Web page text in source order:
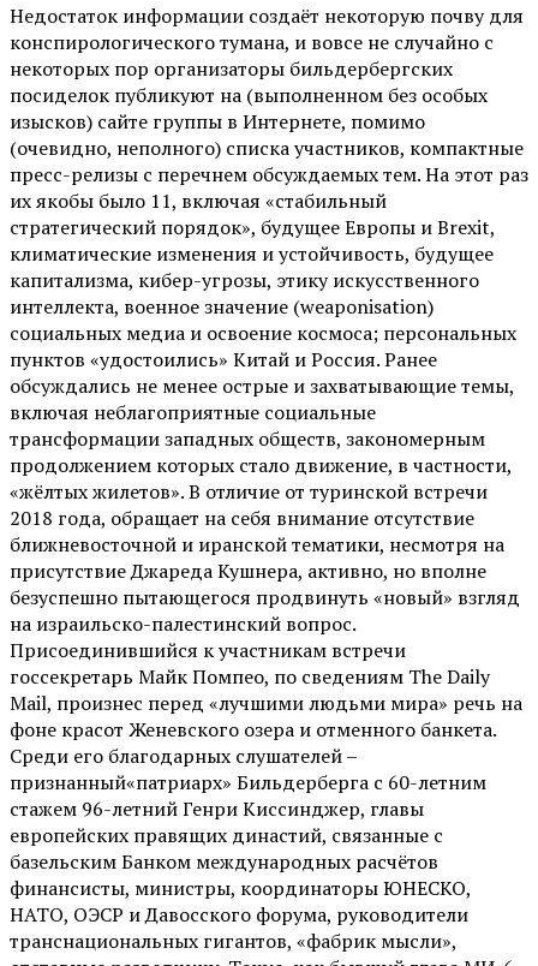
Недостаток информации создаёт некоторую почву для
конспирологического тумана, и вовсе не случайно с
некоторых пор организаторы бильдербергских
посиделок публикуют на (выполненном без особых
изысков) сайте группы в Интернете, помимо
(очевидно, неполного) списка участников, компактные
пресс-релизы с перечнем обсуждаемых тем. На этот раз
их якобы было 11, включая «стабильный
стратегический порядок», будущее Европы и Brexit,
климатические изменения и устойчивость, будущее
капитализма, кибер-угрозы, этику искусственного
интеллекта, военное значение (weaponisation)
социальных медиа и освоение космоса; персональных
пунктов «удостоились» Китай и Россия. Ранее
обсуждались не менее острые и захватывающие темы,
включая неблагоприятные социальные
трансформации западных обществ, закономерным
продолжением которых стало движение, в частности,
«жёлтых жилетов». В отличие от туринской встречи
2018 года, обращает на себя внимание отсутствие
ближневосточной и иранской тематики, несмотря на
присутствие Джареда Кушнера, активно, но вполне
безуспешно пытающегося продвинуть «новый» взгляд
на израильско-палестинский вопрос.
Присоединившийся к участникам встречи
госсекретарь Майк Помпео, по сведениям The Daily
Mail, произнес перед «лучшими людьми мира» речь на
фоне красот Женевского озера и отменного банкета.
Среди его благодарных слушателей –
признанный«патриарх» Бильдерберга с 60-летним
стажем 96-летний Генри Киссинджер, главы
европейских правящих династий, связанные с
базельским Банком международных расчётов
финансисты, министры, координаторы ЮНЕСКО,
НАТО, ОЭСР и Давосского форума, руководители
транснациональных гигантов, «фабрик мысли»,